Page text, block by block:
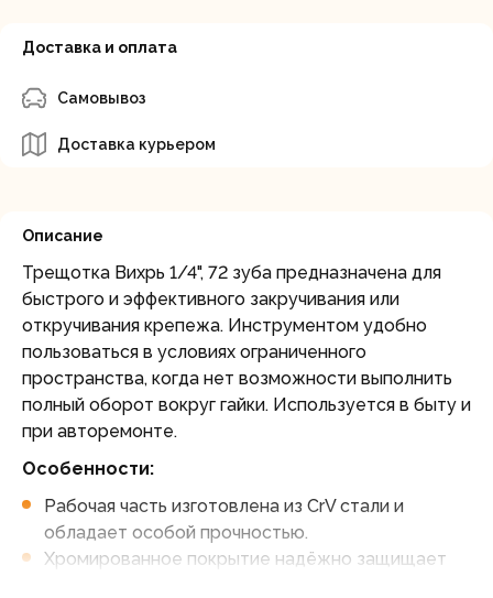
Доставка и оплата
Самовывоз
Доставка курьером
Описание
Трещотка Вихрь 1/4", 72 зуба предназначена для
быстрого и эффективного закручивания или
откручивания крепежа. Инструментом удобно
пользоваться в условиях ограниченного
пространства, когда нет возможности выполнить
полный оборот вокруг гайки. Используется в быту и
при авторемонте.
Особенности:
Рабочая часть изготовлена из CrV стали и
обладает особой прочностью.
Хромированное покрытие надёжно защищает